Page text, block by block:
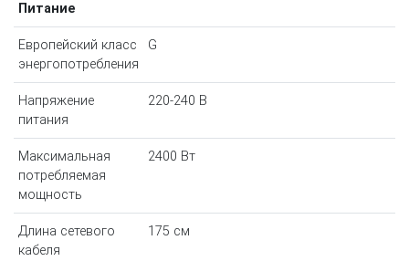
Питание
Европейский класс
энергопотребления
G
Напряжение
питания
220-240 В
Максимальная
потребляемая
мощность
2400 Вт
Длина сетевого
кабеля
175 см